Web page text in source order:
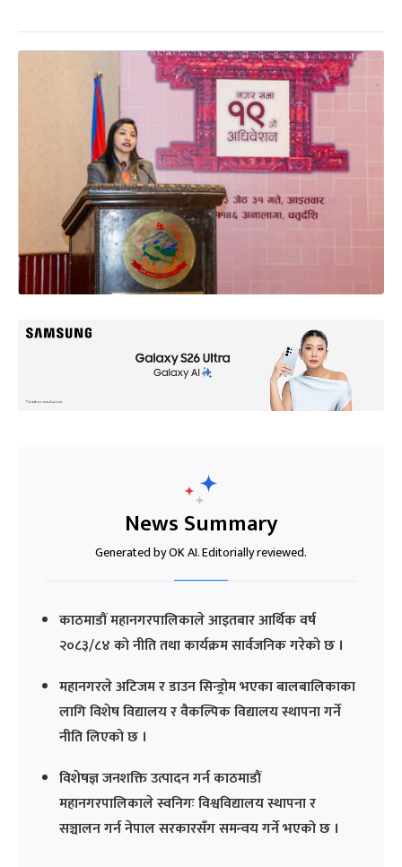
News Summary
Generated by OK AI. Editorially reviewed.
काठमाडौं महानगरपालिकाले आइतबार आर्थिक वर्ष
२०८३/८४ को नीति तथा कार्यक्रम सार्वजनिक गरेको छ ।
महानगरले अटिजम र डाउन सिन्ड्रोम भएका बालबालिकाका
लागि विशेष विद्यालय र वैकल्पिक विद्यालय स्थापना गर्ने
नीति लिएको छ ।
विशेषज्ञ जनशक्ति उत्पादन गर्न काठमाडौं
महानगरपालिकाले स्वनिगः विश्वविद्यालय स्थापना र
सञ्चालन गर्न नेपाल सरकारसँग समन्वय गर्ने भएको छ ।